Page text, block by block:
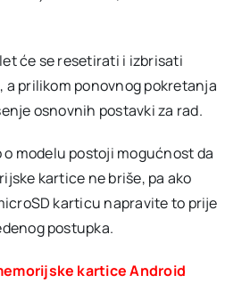
će se resetirati i izbrisati
a prilikom ponovnog pokretanja
osnovnih postavki za rad.
o modelu postoji mogućnost da
kartice ne briše, pa ako
karticu napravite to prije
postupka.
kartice Android